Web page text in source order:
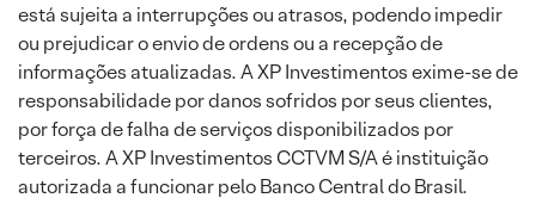
está sujeita a interrupções ou atrasos, podendo impedir
ou prejudicar o envio de ordens ou a recepção de
informações atualizadas. A XP Investimentos exime-se de
responsabilidade por danos sofridos por seus clientes,
por força de falha de serviços disponibilizados por
terceiros. A XP Investimentos CCTVM S/A é instituição
autorizada a funcionar pelo Banco Central do Brasil.